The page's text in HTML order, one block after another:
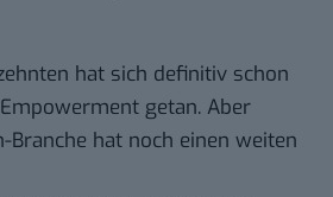
hat sich definitiv schon
getan. Aber
Branche hat noch einen weiten